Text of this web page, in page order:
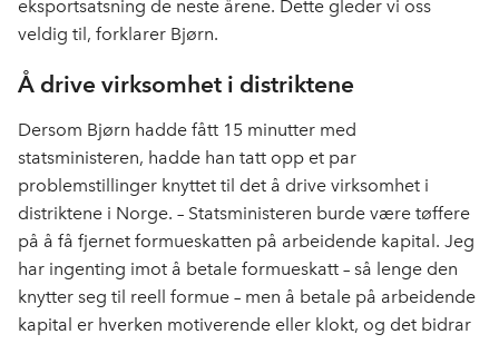
eksportsatsning de neste årene. Dette gleder vi oss
veldig til, forklarer Bjørn.
Å drive virksomhet i distriktene
Dersom Bjørn hadde fått 15 minutter med
statsministeren, hadde han tatt opp et par
problemstillinger knyttet til det å drive virksomhet i
distriktene i Norge. – Statsministeren burde være tøffere
på å få fjernet formueskatten på arbeidende kapital. Jeg
har ingenting imot å betale formueskatt – så lenge den
knytter seg til reell formue – men å betale på arbeidende
kapital er hverken motiverende eller klokt, og det bidrar